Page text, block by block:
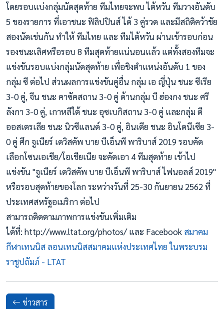
โดยรอบแบ่งกลุ่มนัดสุดท้าย ทีมไทยจะพบ ไต้หวัน ทีมวางอันดับ
5 ของรายการ ที่เอาชนะ ฟิลิปปินส์ ได้ 3 คู่รวด และมีสถิติคว้าชัย
สองนัดเช่นกัน ทำให้ ทีมไทย และ ทีมไต้หวัน ผ่านเข้ารอบก่อน
รองชนะเลิศหรือรอบ 8 ทีมสุดท้ายแน่นอนแล้ว แต่ทั้งสองทีมจะ
แข่งขันรอบแบ่งกลุ่มนัดสุดท้าย เพื่อชิงตำแหน่งอันดับ 1 ของ
กลุ่ม ซี ต่อไป ส่วนผลการแข่งขันคู่อื่น กลุ่ม เอ ญี่ปุ่น ชนะ ซีเรีย
3-0 คู่, จีน ชนะ คาซัคสถาน 3-0 คู่ ด้านกลุ่ม บี ฮ่องกง ชนะ ศรี
ลังกา 3-0 คู่, เกาหลีใต้ ชนะ อุซเบกิสถาน 3-0 คู่ และกลุ่ม ดี
ออสเตรเลีย ชนะ นิวซีแลนด์ 3-0 คู่, อินเดีย ชนะ อินโดนีเซีย 3-
0 คู่ ศึก จูเนียร์ เดวิสคัพ บาย บีเอ็นพี พาริบาส์ 2019 รอบคัด
เลือกโซนเอเชีย/โอเชียเนีย จะคัดเอา 4 ทีมสุดท้าย เข้าไป
แข่งขัน "จูเนียร์ เดวิสคัพ บาย บีเอ็นพี พาริบาส์ ไฟนอลส์ 2019"
หรือรอบสุดท้ายของโลก ระหว่างวันที่ 25-30 กันยายน 2562 ที่
ประเทศสหรัฐอเมริกา ต่อไป
สามารถติดตามภาพการแข่งขันเพิ่มเติม
ได้ที่: http://www.ltat.org/photos/ และ Facebook สมาคม
กีฬาเทนนิส ลอนเทนนิสสมาคมแห่งประเทศไทย ในพระบรม
ราชูปถัมภ์ - LTAT
ข่าวสาร